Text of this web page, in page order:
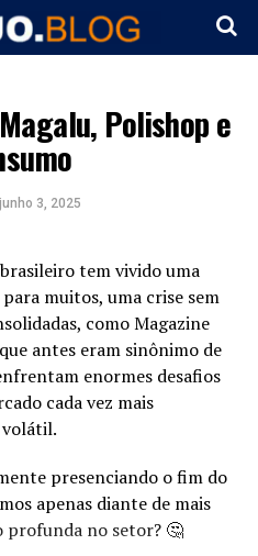
Polishop e
junho 3, 2025
tem vivido uma
muitos, uma crise sem
como Magazine
antes eram sinônimo de
enormes desafios
cada vez mais
presenciando o fim do
apenas diante de mais
profunda no setor? 🤔